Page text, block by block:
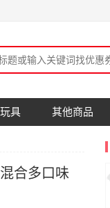
具 其他商品
合多口味